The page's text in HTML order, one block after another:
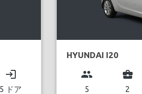
login
5 ドア
HYUNDAI I20
group
5
business_center
2